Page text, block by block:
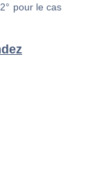
pour le cas